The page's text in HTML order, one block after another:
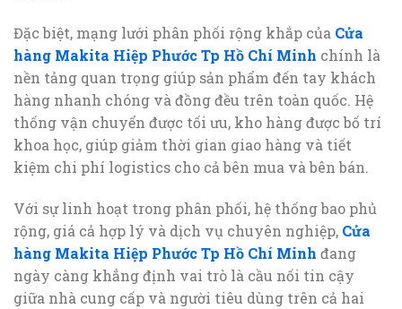
Đặc biệt, mạng lưới phân phối rộng khắp của Cửa
hàng Makita Hiệp Phước Tp Hồ Chí Minh chính là
nền tảng quan trọng giúp sản phẩm đến tay khách
hàng nhanh chóng và đồng đều trên toàn quốc. Hệ
thống vận chuyển được tối ưu, kho hàng được bố trí
khoa học, giúp giảm thời gian giao hàng và tiết
kiệm chi phí logistics cho cả bên mua và bên bán.
Với sự linh hoạt trong phân phối, hệ thống bao phủ
rộng, giá cả hợp lý và dịch vụ chuyên nghiệp, Cửa
hàng Makita Hiệp Phước Tp Hồ Chí Minh đang
ngày càng khẳng định vai trò là cầu nối tin cậy
giữa nhà cung cấp và người tiêu dùng trên cả hai